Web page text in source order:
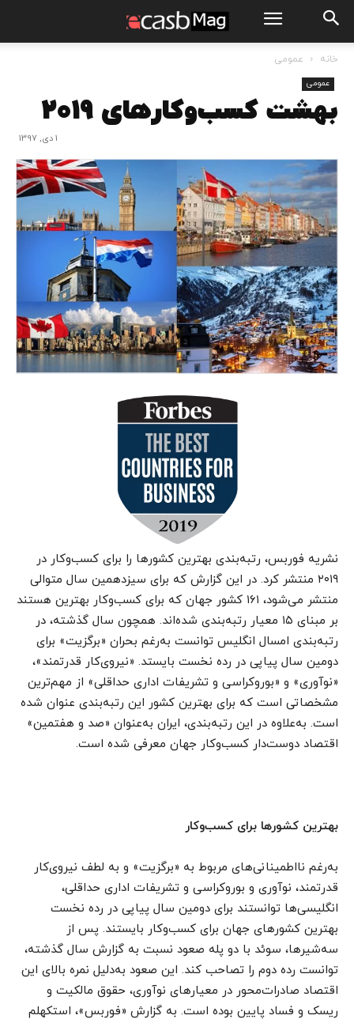
خانه عمومی
عمومی
بهشت کسب‌وکار‌های ۲۰۱۹
1 دی, 1397
نشریه فوربس، رتبه‌بندی بهترین کشور‌ها را برای کسب‌وکار در
۲۰۱۹ منتشر کرد. در این گزارش که برای سیزدهمین سال متوالی
منتشر می‌شود، ۱۶۱ کشور جهان که برای کسب‌وکار بهترین هستند
بر مبنای ۱۵ معیار رتبه‌بندی شده‌اند. همچون سال گذشته، در
رتبه‌بندی امسال انگلیس توانست به‌رغم بحران «برگزیت» برای
دومین سال پیاپی در رده نخست بایستد. «نیرو‌ی‌کار قدرتمند»،
«نوآوری» و «بوروکراسی و تشریفات اداری حداقلی» از مهم‌ترین
مشخصاتی است که برای بهترین کشور این رتبه‌بندی عنوان شده
است. به‌علاوه در این رتبه‌بندی، ایران به‌عنوان «صد و هفتمین»
اقتصاد دوست‌دار کسب‌وکار جهان معرفی شده است.
بهترین کشور‌ها برای کسب‌وکار
به‌رغم نااطمینانی‌های مربوط به «برگزیت» و به لطف نیرو‌ی‌کار
قدرتمند، نوآوری و بوروکراسی و تشریفات اداری حداقلی،
انگلیسی‌ها توانستند برای دومین سال پیاپی در رده نخست
بهترین کشور‌های جهان برای کسب‌وکار بایستند. پس از
سه‌شیرها، سوئد با دو پله صعود نسبت به گزارش سال گذشته،
توانست رده دوم را تصاحب کند. این صعود به‌دلیل نمره بالای این
اقتصاد صادرات‌محور در معیار‌های نوآوری، حقوق مالکیت و
ریسک و فساد پایین بوده است. به گزارش «فوربس»، استکهلم